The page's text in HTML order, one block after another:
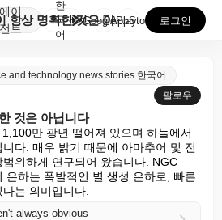
에이
전트
은하 합병이 항상 명확한 것은 아닙니다
한
국
어
GooglePlay
AppStore 로그인
and technology news stories 한국어
팔로우
것은 아닙니다
만 광년 떨어져 있으며 하늘에서
다. 매우 밝기 때문에 아마추어 및 전
위하게 연구되어 왔습니다. NGC
은하는 폭발적인 별 생성 은하로, 빠른
는 의미입니다.
always obvious